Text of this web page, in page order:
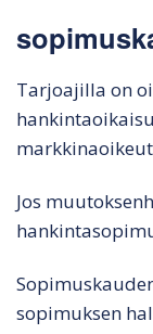
Tarjoajilla on
Jos
sopimuksen